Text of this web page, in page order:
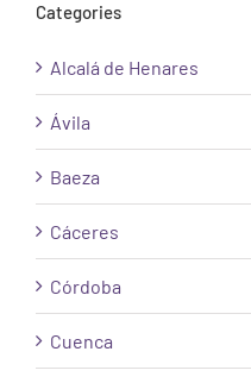
Categories
Alcalá de Henares
Ávila
Baeza
Cáceres
Córdoba
Cuenca